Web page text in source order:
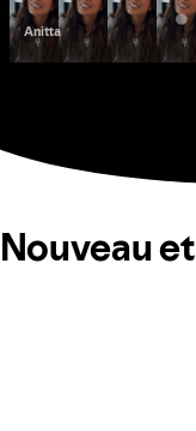
Anitta
Nouveau